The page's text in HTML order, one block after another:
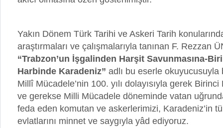
Yakın Dönem Türk Tarihi ve Askeri Tarih
araştırmaları ve çalışmalarıyla tanınan F. Rezzan
“Trabzon’un İşgalinden Harşit Savunmasına-
Harbinde Karadeniz” adlı bu eserle okuyucusuyla
Millî Mücadele’nin 100. yılı dolayısıyla gerek
ve gerekse Milli Mücadele döneminde vatan
feda eden komutan ve askerlerimizi, Karadeniz’in
evlatlarını minnet ve saygıyla yâd ediyoruz.